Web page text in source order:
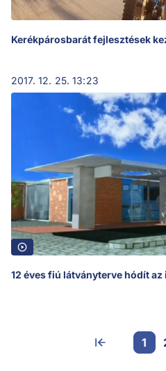
Kerékpárosbarát fejlesztések
2017. 12. 25. 13:23
12 éves fiú látványterve hódít az
1